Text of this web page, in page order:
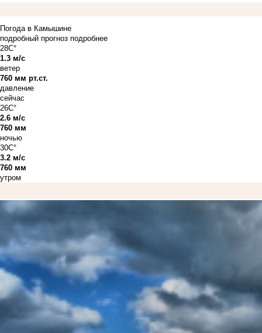
Погода в Камышине
подробный прогноз подробнее
28C°
1.3 м/с
ветер
760 мм рт.ст.
давление
сейчас
26C°
2.6 м/с
760 мм
ночью
30C°
3.2 м/с
760 мм
утром